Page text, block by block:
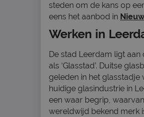
steden om de kans op
eens het aanbod in
Werken in
De stad Leerdam ligt aan
als ‘Glasstad’. Duitse
geleden in het
huidige glasindustrie in
een waar begrip,
wereldwijd bekend merk